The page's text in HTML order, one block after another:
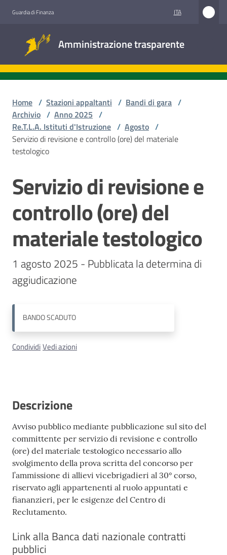
Guardia di Finanza ITA
Amministrazione trasparente
trasparente
Accesso
civico
appaltanti
Home / Stazioni appaltanti / Bandi di gara /
Archivio / Anno 2025 /
Re.T.L.A. Istituti d'Istruzione / Agosto /
Servizio di revisione e controllo (ore) del materiale
testologico
Salta al contenuto
Servizio di revisione e
controllo (ore) del
materiale testologico
1 agosto 2025 - Pubblicata la determina di
aggiudicazione
BANDOSCADUTO
CondividiVedi azioni
Descrizione
Avviso pubblico mediante pubblicazione sul sito del
committente per servizio di revisione e controllo
(ore) del materiale testologico necessario allo
svolgimento della prova scritta del concorso per
l’ammissione di allievi vicebrigadieri al 30° corso,
riservato agli appartenenti al ruolo appuntati e
fiananzieri, per le esigenze del Centro di
Reclutamento.
Link alla Banca dati nazionale contratti
pubblici